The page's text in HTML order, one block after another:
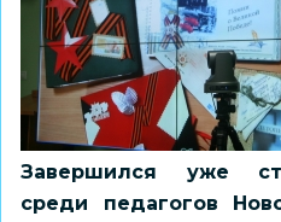
Завершился уже
среди педагогов